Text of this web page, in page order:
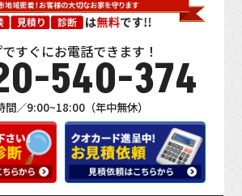
すぐにお電話できます！
540-374
間／9:00~18:00（年中無休）